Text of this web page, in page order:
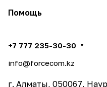
Помощь
+7 777 235-30-30
info@forcecom.kz
г. Алматы, 050067,